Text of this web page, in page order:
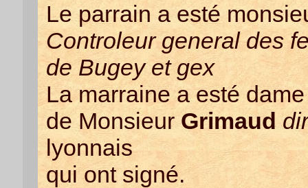
Le parrain a esté
Controleur general des
de Bugey et gex
La marraine a esté
de MonsieurGrimaud
lyonnais
qui ont signé.